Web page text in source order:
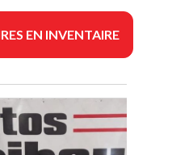
EN INVENTAIRE